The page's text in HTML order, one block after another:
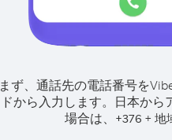
まず、通話先の電話番号を
ドから入力します。 日本から
場合は、 +376 + 地